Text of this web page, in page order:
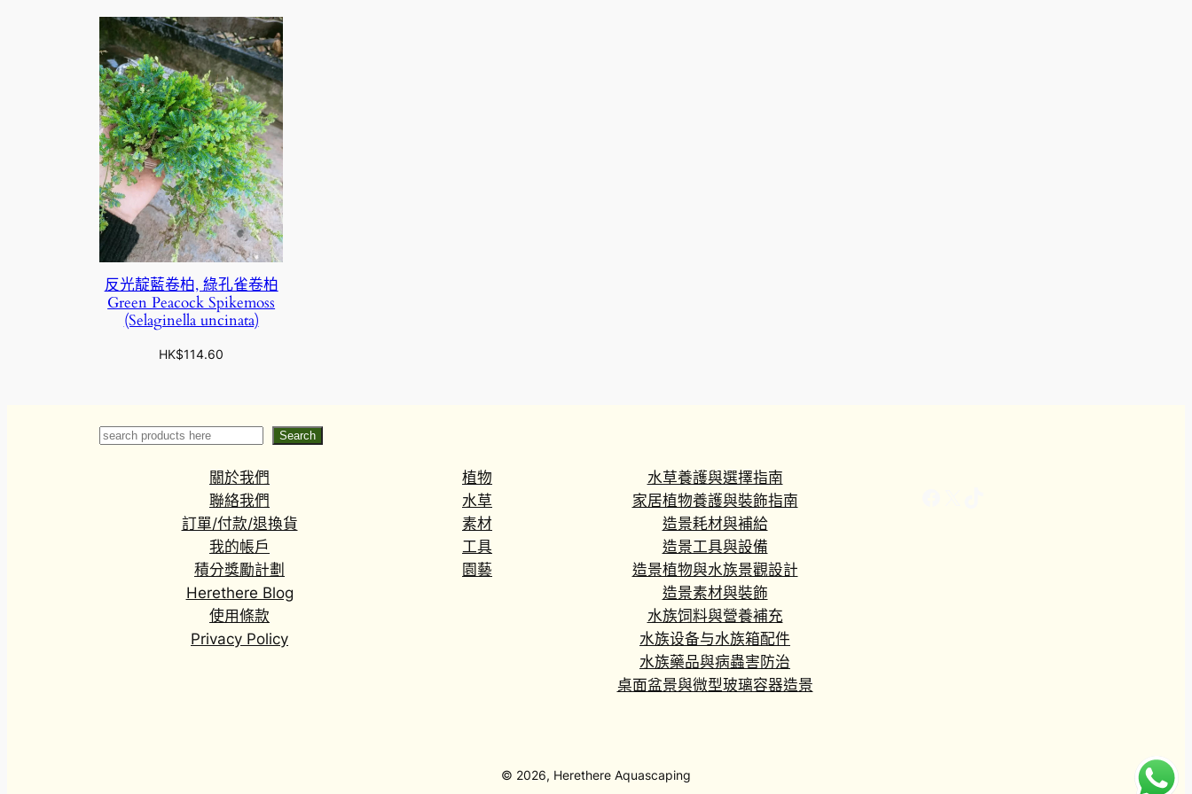
反光靛藍卷柏, 綠孔雀卷柏
Green Peacock Spikemoss
(Selaginella uncinata)
HK$114.60
Search Search
關於我們
聯絡我們
訂單/付款/退換貨
我的帳戶
積分獎勵計劃
Herethere Blog
使用條款
Privacy Policy
植物
水草
素材
工具
園藝
水草養護與選擇指南
家居植物養護與裝飾指南
造景耗材與補給
造景工具與設備
造景植物與水族景觀設計
造景素材與裝飾
水族饲料與營養補充
水族设备与水族箱配件
水族藥品與病蟲害防治
桌面盆景與微型玻璃容器造景
© 2026, Herethere Aquascaping